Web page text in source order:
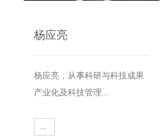
杨应亮
杨应亮，从事科研与科技成果
产业化及科技管理...
→